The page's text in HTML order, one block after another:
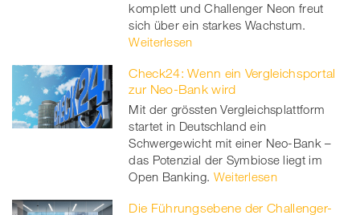
komplett und Challenger Neon freut
sich über ein starkes Wachstum.
Weiterlesen
Check24: Wenn ein Vergleichsportal
zur Neo-Bank wird
Mit der grössten Vergleichsplattform
startet in Deutschland ein
Schwergewicht mit einer Neo-Bank –
das Potenzial der Symbiose liegt im
Open Banking. Weiterlesen
Die Führungsebene der Challenger-